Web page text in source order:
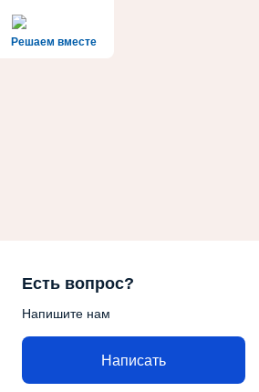
Решаем вместе
Есть вопрос?
Напишите нам
Написать